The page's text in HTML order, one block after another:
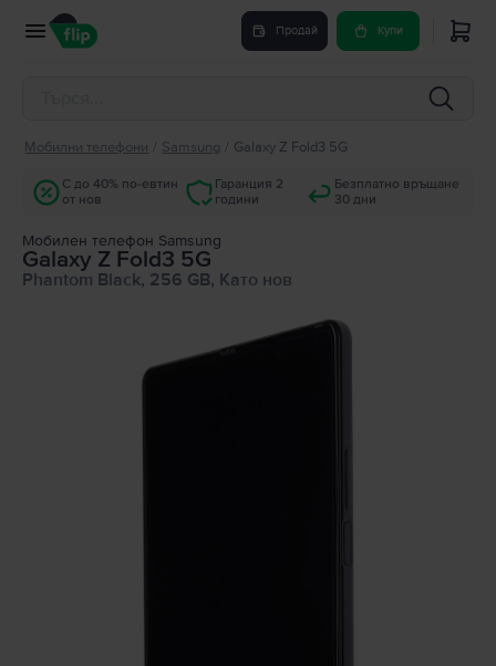
Продай Купи
Мобилни телефони Samsung Galaxy Z Fold3 5G
С до 40% по-евтин
от нов
Гаранция 2
години
Безплатно връщане
30 дни
Мобилен телефон Samsung
Galaxy Z Fold3 5G
Phantom Black, 256 GB, Като нов